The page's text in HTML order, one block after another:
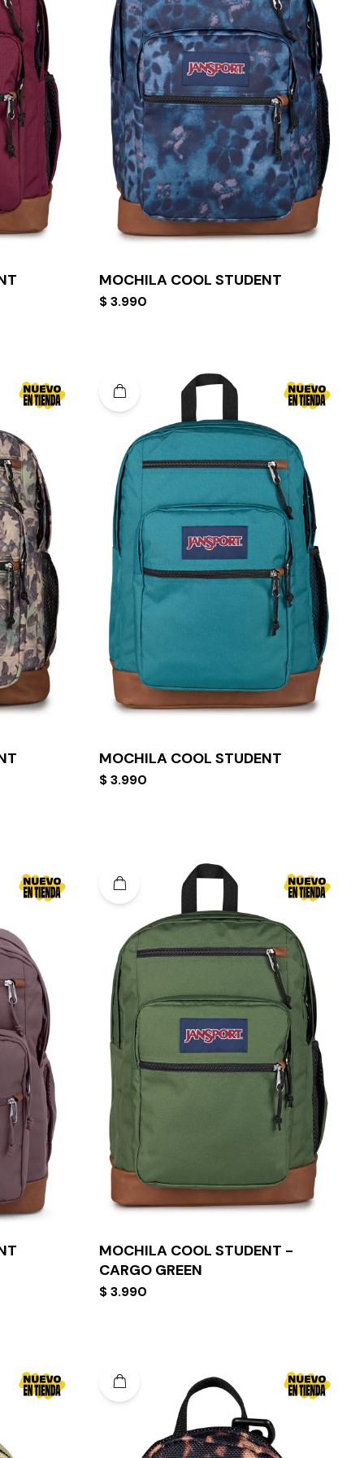
MOCHILA COOL STUDENT
$3.990
MOCHILA COOL STUDENT
$3.990
MOCHILA COOL STUDENT -
CARGO GREEN
$3.990